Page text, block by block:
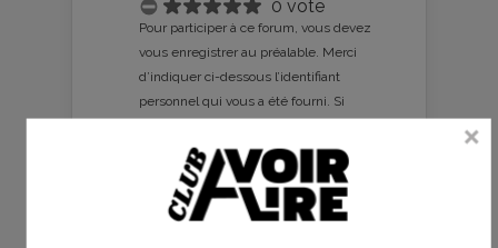
0 vote
Pour participer à ce forum, vous devez
vous enregistrer au préalable. Merci
d’indiquer ci-dessous l’identifiant
personnel qui vous a été fourni. Si
devez vous inscrire.
Connexion|S’inscrire
mot de passe oublié ?